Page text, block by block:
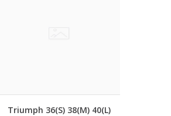
Triumph 36(S) 38(M) 40(L)